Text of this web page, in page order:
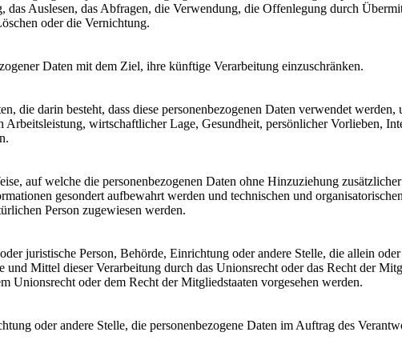
Auslesen, das Abfragen, die Verwendung, die Offenlegung durch
oder die Vernichtung.
Daten mit dem Ziel, ihre künftige Verarbeitung einzuschränken.
die darin besteht, dass diese personenbezogenen Daten verwendet
wirtschaftlicher Lage, Gesundheit, persönlicher Vorlieben,
auf welche die personenbezogenen Daten ohne Hinzuziehung
gesondert aufbewahrt werden und technischen und
Person zugewiesen werden.
juristische Person, Behörde, Einrichtung oder andere Stelle, die allein
Mittel dieser Verarbeitung durch das Unionsrecht oder das Recht der
Unionsrecht oder dem Recht der Mitgliedstaaten vorgesehen werden.
oder andere Stelle, die personenbezogene Daten im Auftrag des